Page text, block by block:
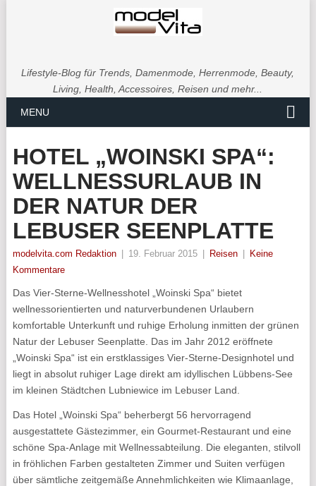
Lifestyle-Blog für Trends, Damenmode, Herrenmode, Beauty,
Living, Health, Accessoires, Reisen und mehr...
MENU
HOTEL „WOINSKI SPA“:
WELLNESSURLAUB IN
DER NATUR DER
LEBUSER SEENPLATTE
modelvita.com Redaktion 19. Februar 2015 Reisen
Keine
Kommentare
Das Vier-Sterne-Wellnesshotel „Woinski Spa“ bietet
wellnessorientierten und naturverbundenen Urlaubern
komfortable Unterkunft und ruhige Erholung inmitten der grünen
Natur der Lebuser Seenplatte. Das im Jahr 2012 eröffnete
„Woinski Spa“ ist ein erstklassiges Vier-Sterne-Designhotel und
liegt in absolut ruhiger Lage direkt am idyllischen Lübbens-See
im kleinen Städtchen Lubniewice im Lebuser Land.
Das Hotel „Woinski Spa“ beherbergt 56 hervorragend
ausgestattete Gästezimmer, ein Gourmet-Restaurant und eine
schöne Spa-Anlage mit Wellnessabteilung. Die eleganten, stilvoll
in fröhlichen Farben gestalteten Zimmer und Suiten verfügen
über sämtliche zeitgemäße Annehmlichkeiten wie Klimaanlage,